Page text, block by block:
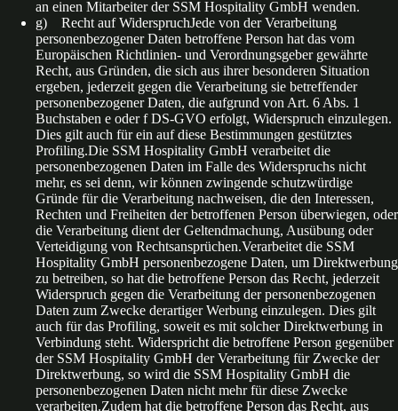
an einen Mitarbeiter der SSM Hospitality GmbH wenden.
g) Recht auf WiderspruchJede von der Verarbeitung
personenbezogener Daten betroffene Person hat das vom
Europäischen Richtlinien- und Verordnungsgeber gewährte
Recht, aus Gründen, die sich aus ihrer besonderen Situation
ergeben, jederzeit gegen die Verarbeitung sie betreffender
personenbezogener Daten, die aufgrund von Art. 6 Abs. 1
Buchstaben e oder f DS-GVO erfolgt, Widerspruch einzulegen.
Dies gilt auch für ein auf diese Bestimmungen gestütztes
Profiling.Die SSM Hospitality GmbH verarbeitet die
personenbezogenen Daten im Falle des Widerspruchs nicht
mehr, es sei denn, wir können zwingende schutzwürdige
Gründe für die Verarbeitung nachweisen, die den Interessen,
Rechten und Freiheiten der betroffenen Person überwiegen, oder
die Verarbeitung dient der Geltendmachung, Ausübung oder
Verteidigung von Rechtsansprüchen.Verarbeitet die SSM
Hospitality GmbH personenbezogene Daten, um Direktwerbung
zu betreiben, so hat die betroffene Person das Recht, jederzeit
Widerspruch gegen die Verarbeitung der personenbezogenen
Daten zum Zwecke derartiger Werbung einzulegen. Dies gilt
auch für das Profiling, soweit es mit solcher Direktwerbung in
Verbindung steht. Widerspricht die betroffene Person gegenüber
der SSM Hospitality GmbH der Verarbeitung für Zwecke der
Direktwerbung, so wird die SSM Hospitality GmbH die
personenbezogenen Daten nicht mehr für diese Zwecke
verarbeiten.Zudem hat die betroffene Person das Recht, aus